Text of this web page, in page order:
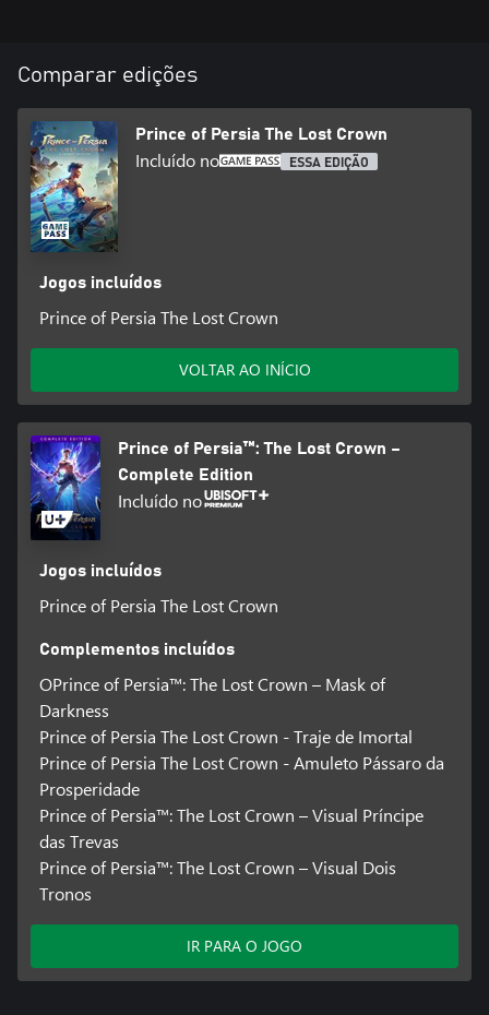
Comparar edições
Prince of Persia The Lost Crown
Incluído no ESSA EDIÇÃO
Jogos incluídos
Prince of Persia The Lost Crown
VOLTAR AO INÍCIO
Prince of Persia™: The Lost Crown –
Complete Edition
Incluído no
Jogos incluídos
Prince of Persia The Lost Crown
Complementos incluídos
OPrince of Persia™: The Lost Crown – Mask of
Darkness
Prince of Persia The Lost Crown - Traje de Imortal
Prince of Persia The Lost Crown - Amuleto Pássaro da
Prosperidade
Prince of Persia™: The Lost Crown – Visual Príncipe
das Trevas
Prince of Persia™: The Lost Crown – Visual Dois
Tronos
IR PARA O JOGO